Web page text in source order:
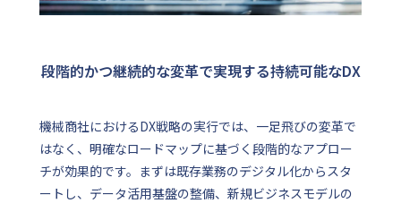
段階的かつ継続的な変革で実現する持続可能なDX
機械商社におけるDX戦略の実行では、一足飛びの変革で
はなく、明確なロードマップに基づく段階的なアプロー
チが効果的です。まずは既存業務のデジタル化からスタ
ートし、データ活用基盤の整備、新規ビジネスモデルの